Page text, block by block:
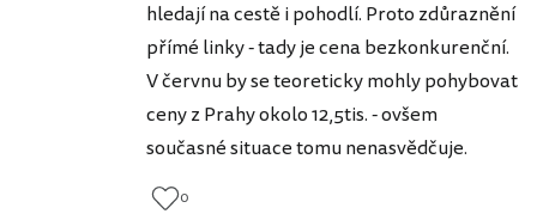
hledají na cestě i pohodlí. Proto zdůraznění
přímé linky - tady je cena bezkonkurenční.
V červnu by se teoreticky mohly pohybovat
ceny z Prahy okolo 12,5tis. - ovšem
současné situace tomu nenasvědčuje.
0